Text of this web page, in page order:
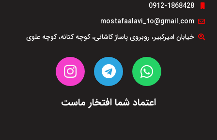
0912-1868428
mostafaalavi_to@gmail.com
خیابان امیرکبیر، روبروی پاساژ کاشانی، کوچه کتانه، کوچه علوی
اعتماد شما افتخار ماست